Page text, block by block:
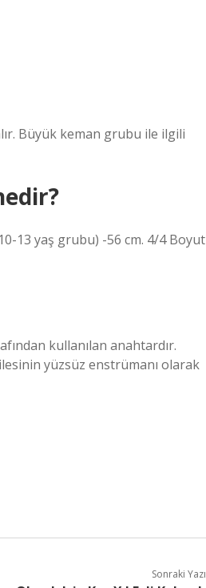
Büyük keman grubu ile ilgili
13 yaş grubu) -56 cm. 4/4 Boyut
kullanılan anahtardır.
yüzsüz enstrümanı olarak
Sonraki Yazı